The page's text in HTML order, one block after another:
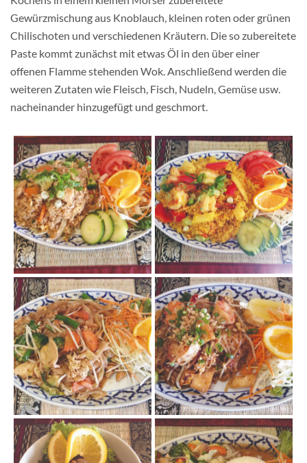
Gewürzmischung aus Knoblauch, kleinen roten oder grünen
Chilischoten und verschiedenen Kräutern. Die so zubereitete
Paste kommt zunächst mit etwas Öl in den über einer
offenen Flamme stehenden Wok. Anschließend werden die
weiteren Zutaten wie Fleisch, Fisch, Nudeln, Gemüse usw.
nacheinander hinzugefügt und geschmort.